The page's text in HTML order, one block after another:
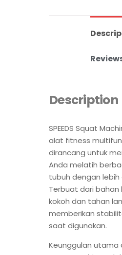
Description
SPEEDS Squat
alat fitness
dirancang untuk
Anda melatih
tubuh dengan lebih
Terbuat dari bahan
kokoh dan tahan
memberikan
saat digunakan.
Keunggulan utama